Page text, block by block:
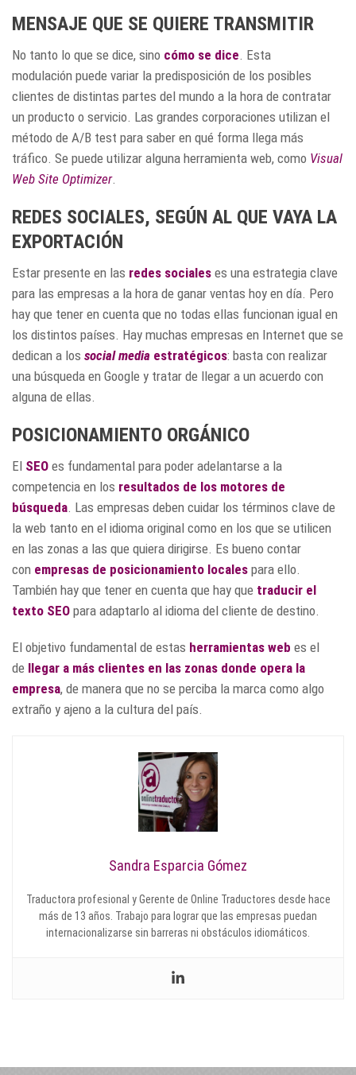
MENSAJE QUE SE QUIERE TRANSMITIR
No tanto lo que se dice, sino cómo se dice. Esta
modulación puede variar la predisposición de los posibles
clientes de distintas partes del mundo a la hora de contratar
un producto o servicio. Las grandes corporaciones utilizan el
método de A/B test para saber en qué forma llega más
tráfico. Se puede utilizar alguna herramienta web, como Visual
Web Site Optimizer.
REDES SOCIALES, SEGÚN AL QUE VAYA LA
EXPORTACIÓN
Estar presente en las redes sociales es una estrategia clave
para las empresas a la hora de ganar ventas hoy en día. Pero
hay que tener en cuenta que no todas ellas funcionan igual en
los distintos países. Hay muchas empresas en Internet que se
dedican a los social media estratégicos: basta con realizar
una búsqueda en Google y tratar de llegar a un acuerdo con
alguna de ellas.
POSICIONAMIENTO ORGÁNICO
El SEO es fundamental para poder adelantarse a la
competencia en los resultados de los motores de
búsqueda. Las empresas deben cuidar los términos clave de
la web tanto en el idioma original como en los que se utilicen
en las zonas a las que quiera dirigirse. Es bueno contar
con empresas de posicionamiento locales para ello.
También hay que tener en cuenta que hay que traducir el
texto SEO para adaptarlo al idioma del cliente de destino.
El objetivo fundamental de estas herramientas web es el
de llegar a más clientes en las zonas donde opera la
empresa, de manera que no se perciba la marca como algo
extraño y ajeno a la cultura del país.
Sandra Esparcia Gómez
Traductora profesional y Gerente de Online Traductores desde hace
más de 13 años. Trabajo para lograr que las empresas puedan
internacionalizarse sin barreras ni obstáculos idiomáticos.